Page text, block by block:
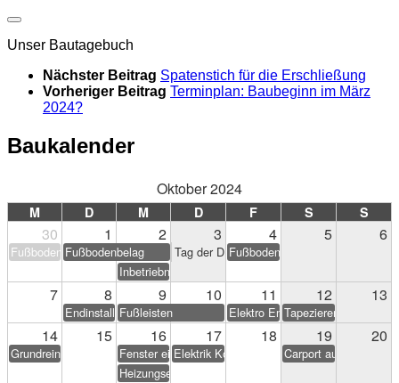
Unser Bautagebuch
Nächster Beitrag Spatenstich für die Erschließung
Vorheriger Beitrag Terminplan: Baubeginn im März
2024?
Baukalender
Oktober 2024
M D M D F S S
30 1 2 3 4 5 6
FußbodenbelagFußbodenbelag Tag der Deutschen Einheit
Fußbodenbelag
Inbetriebnahme PV-Anlage
7 8 9 10 11 12 13
Endinstallation Heizung/Sanitär
Fußleisten Elektro Endarbeiten
Tapezieren &
14 15 16 17 18 19 20
Grundreinigung Fenster einstellenElektrik Korrekturen
Carport aufstellen
Heizungseinweisung